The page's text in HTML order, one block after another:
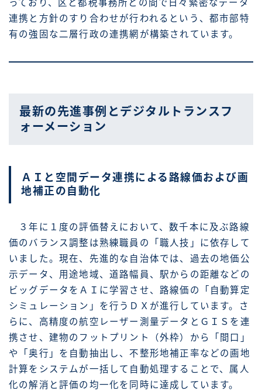
っており、区と都税事務所との間で日々緊密なデータ
連携と方針のすり合わせが行われるという、都市部特
有の強固な二層行政の連携網が構築されています。
最新の先進事例とデジタルトランスフ
ォーメーション
ＡＩと空間データ連携による路線価および画
地補正の自動化
３年に１度の評価替えにおいて、数千本に及ぶ路線
価のバランス調整は熟練職員の「職人技」に依存して
いました。現在、先進的な自治体では、過去の地価公
示データ、用途地域、道路幅員、駅からの距離などの
ビッグデータをＡＩに学習させ、路線価の「自動算定
シミュレーション」を行うＤＸが進行しています。さ
らに、高精度の航空レーザー測量データとＧＩＳを連
携させ、建物のフットプリント（外枠）から「間口」
や「奥行」を自動抽出し、不整形地補正率などの画地
計算をシステムが一括して自動処理することで、属人
化の解消と評価の均一化を同時に達成しています。